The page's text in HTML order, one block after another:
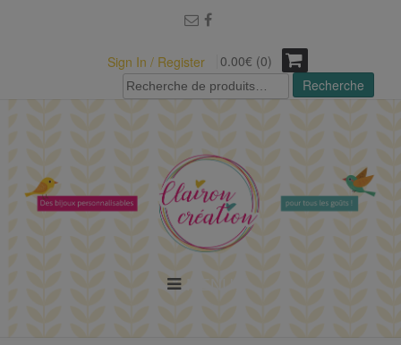
Sign In / Register
0.00€ (0)
Recherche
pour :
Recherche